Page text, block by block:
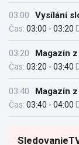
03:00 Vysílání
Čas: 03:00 - 03:20
03:20 Magazín
Čas: 03:20 - 03:40
03:40 Magazín
Čas: 03:40 - 04:00